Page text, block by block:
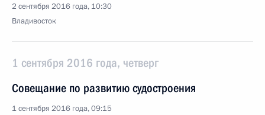
2 сентября 2016 года, 10:30
Владивосток
1 сентября 2016 года, четверг
Совещание по развитию судостроения
1 сентября 2016 года, 09:15